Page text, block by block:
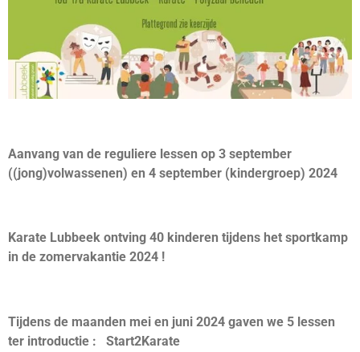
Aanvang van de reguliere lessen op 3 september
((jong)volwassenen) en 4 september (kindergroep) 2024
Karate Lubbeek ontving 40 kinderen tijdens het sportkamp
in de zomervakantie 2024 !
Tijdens de maanden mei en juni 2024 gaven we 5 lessen
ter introductie : Start2Karate